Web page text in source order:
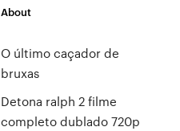
About
O último caçador de
bruxas
Detona ralph 2 filme
completo dublado 720p